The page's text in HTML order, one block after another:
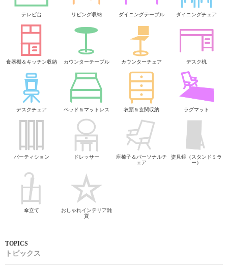
テレビ台 リビング収納 ダイニングテーブル ダイニングチェア
食器棚＆キッチン収納 カウンターテーブル カウンターチェア デスク机
デスクチェア ベッド＆マットレス 衣類＆玄関収納 ラグマット
パーティション ドレッサー
座椅子＆パーソナルチ
ェア
姿見鏡（スタンドミラ
ー）
傘立て
おしゃれインテリア雑
貨
トピックス